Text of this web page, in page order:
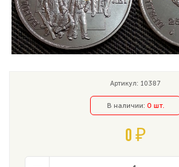
Артикул: 10387
В наличии: 0 шт.
0 ₽